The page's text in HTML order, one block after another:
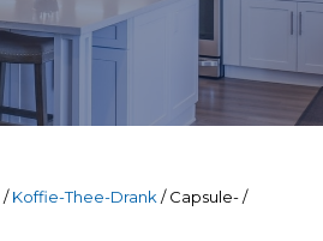
/Koffie-Thee-Drank / Capsule- /